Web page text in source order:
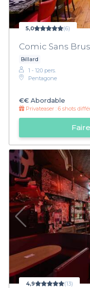
5,0 (6)
Comic Sans
Billard
1 - 120 pers.
Pentagone
€€ Abordable
Privateaser : 6 shots
4,9 (13)